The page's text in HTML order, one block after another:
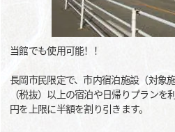
当館でも使用可能！！
長岡市民限定で、市内宿泊施設（対象
（税抜）以上の宿泊や日帰りプランを
円を上限に半額を割り引きます。